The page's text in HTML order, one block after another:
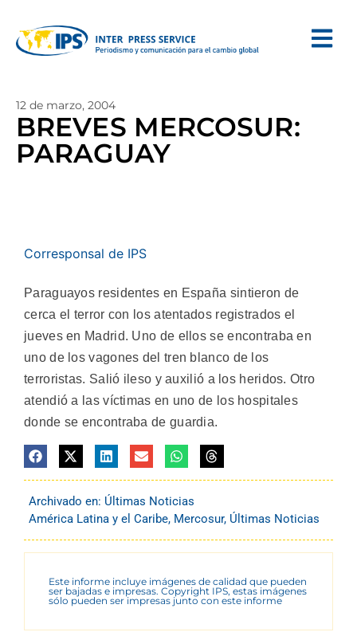
12 de marzo, 2004
BREVES MERCOSUR:
PARAGUAY
Corresponsal de IPS
Paraguayos residentes en España sintieron de
cerca el terror con los atentados registrados el
jueves en Madrid. Uno de ellos se encontraba en
uno de los vagones del tren blanco de los
terroristas. Salió ileso y auxilió a los heridos. Otro
atendió a las víctimas en uno de los hospitales
donde se encontraba de guardia.
Archivado en: Últimas Noticias
América Latina y el Caribe, Mercosur, Últimas Noticias
Este informe incluye imágenes de calidad que pueden
ser bajadas e impresas. Copyright IPS, estas imágenes
sólo pueden ser impresas junto con este informe